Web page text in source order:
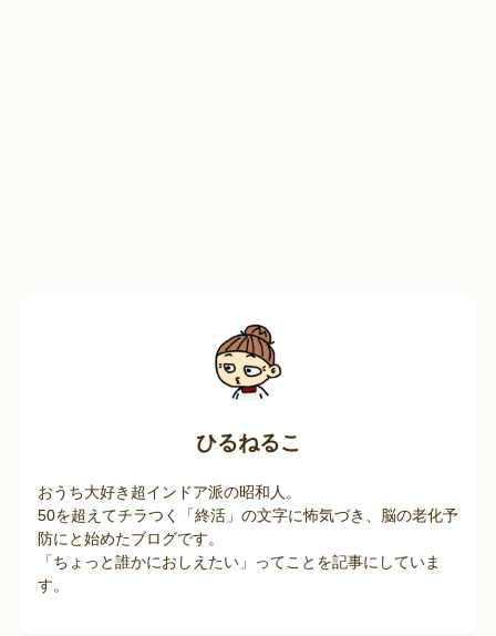
ひるねるこ
おうち大好き超インドア派の昭和人。
50を超えてチラつく「終活」の文字に怖気づき、脳の老化予
防にと始めたブログです。
「ちょっと誰かにおしえたい」ってことを記事にしていま
す。